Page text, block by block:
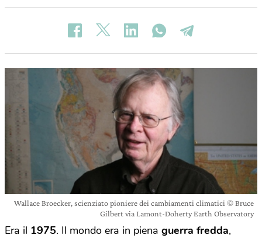
Wallace Broecker, scienziato pioniere dei cambiamenti climatici © Bruce
Gilbert via Lamont-Doherty Earth Observatory
Era il 1975. Il mondo era in piena guerra fredda,